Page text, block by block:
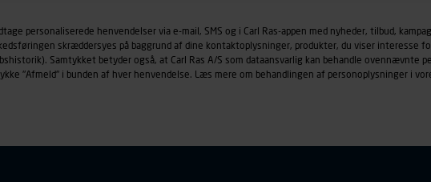
browsertype, søgeord, IP-adresse, informationer om enhedstype
der anvendes.
persondatapolitik, der indeholder yderligere information om behandling af
personaliserede henvendelser via e-mail, SMS og i Carl Ras-appen med nyheder, tilbud,
skræddersyes på baggrund af dine kontaktoplysninger, produkter, du viser interesse
Samtykket betyder også, at Carl Ras A/S som dataansvarlig kan behandle ovennævnte
"Afmeld" i bunden af hver henvendelse. Læs mere om behandlingen af personoplysninger i